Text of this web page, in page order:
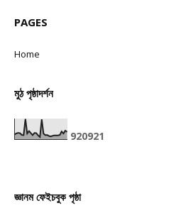
PAGES
Home
মুঠ পৃষ্ঠাদৰ্শন
920921
জ্ঞানম ফেইচবুক পৃষ্ঠা